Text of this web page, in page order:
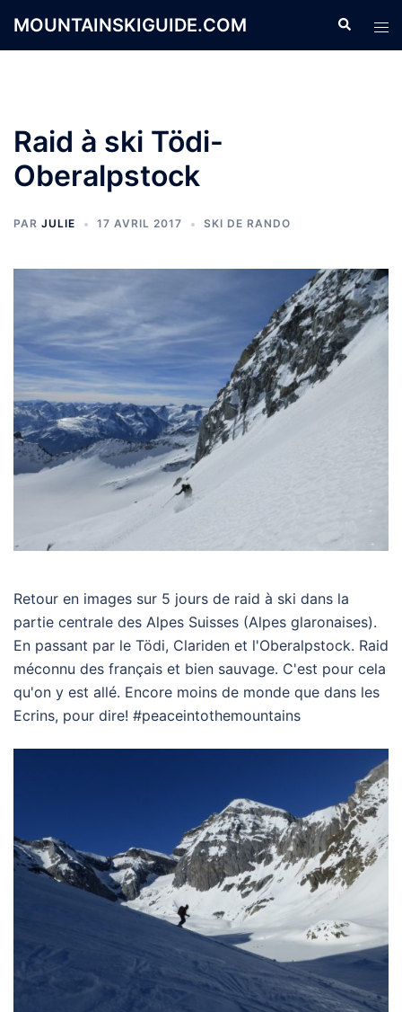
auMOUNTAINSKIGUIDE.COM
le
Raid à ski Tödi-
Oberalpstock
PAR JULIE 17 AVRIL 2017 SKI DE RANDO
Retour en images sur 5 jours de raid à ski dans la
partie centrale des Alpes Suisses (Alpes glaronaises).
En passant par le Tödi, Clariden et l'Oberalpstock. Raid
méconnu des français et bien sauvage. C'est pour cela
qu'on y est allé. Encore moins de monde que dans les
Ecrins, pour dire! #peaceintothemountains